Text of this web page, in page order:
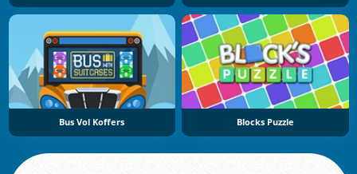
Bus Vol Koffers Blocks Puzzle